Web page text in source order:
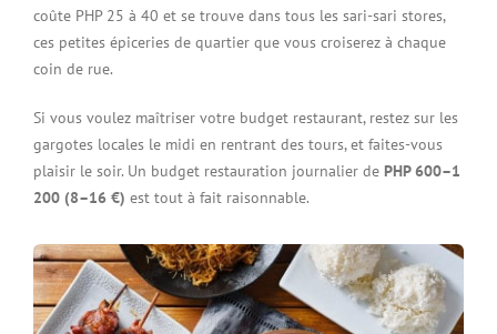
coûte PHP 25 à 40 et se trouve dans tous les sari-sari stores,
ces petites épiceries de quartier que vous croiserez à chaque
coin de rue.
Si vous voulez maîtriser votre budget restaurant, restez sur les
gargotes locales le midi en rentrant des tours, et faites-vous
plaisir le soir. Un budget restauration journalier de PHP 600–1
200 (8–16 €) est tout à fait raisonnable.